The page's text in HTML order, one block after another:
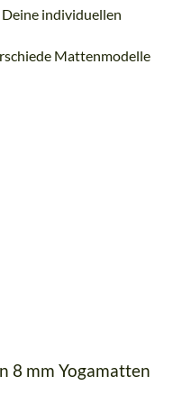
individuellen
Mattenmodelle
8 mm Yogamatten